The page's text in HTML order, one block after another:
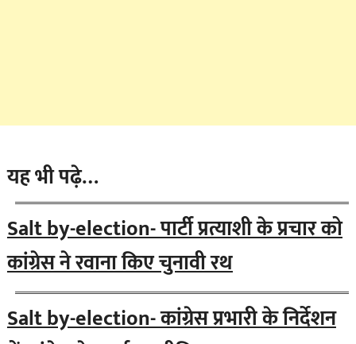
यह भी पढ़े…
Salt by-election- पार्टी प्रत्याशी के प्रचार को
कांग्रेस ने रवाना किए चुनावी रथ
Salt by-election- कांग्रेस प्रभारी के निर्देशन